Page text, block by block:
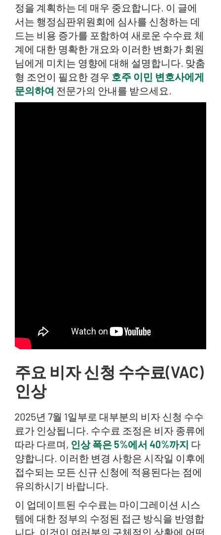
정을 계획하는 데 매우 중요합니다. 이 글에
서는 행정심판위원회에 심사를 신청하는 데
드는 비용 증가를 포함하여 새로운 수수료 체
계에 대한 명확한 개요와 이러한 변화가 회원
님에게 미치는 영향에 대해 설명합니다. 맞춤
형 조언이 필요한 경우 호주 이민 변호사에게
문의하여 전문가의 안내를 받으세요.
주요 비자 신청 수수료(VAC)
인상
2025년 7월 1일부로 대부분의 비자 신청 수수
료가 인상됩니다. 수수료 조정은 비자 종류에
따라 다르며, 인상 폭은 5%에서 40%까지 다
양합니다. 이러한 변경 사항은 시작일 이후에
접수되는 모든 신규 신청에 적용된다는 점에
유의하시기 바랍니다.
이 업데이트된 수수료는 마이그레이션 시스
템에 대한 정부의 수정된 접근 방식을 반영합
니다. 이것이 여러분의 구체적인 상황에 어떤